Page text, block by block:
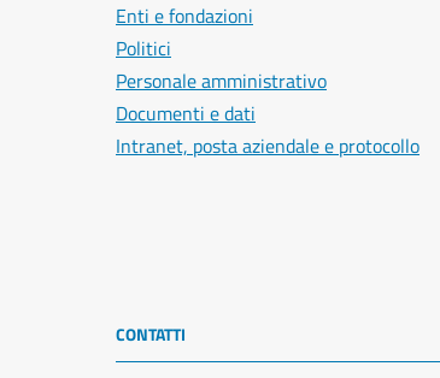
Enti e fondazioni
Politici
Personale amministrativo
Documenti e dati
Intranet, posta aziendale e protocollo
CONTATTI